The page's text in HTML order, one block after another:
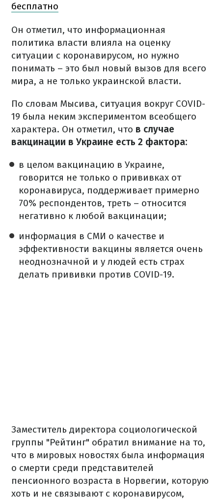
бесплатно
Он отметил, что информационная
политика власти влияла на оценку
ситуации с коронавирусом, но нужно
понимать – это был новый вызов для всего
мира, а не только украинской власти.
По словам Мысива, ситуация вокруг COVID-
19 была неким экспериментом всеобщего
характера. Он отметил, что в случае
вакцинации в Украине есть 2 фактора:
в целом вакцинацию в Украине,
говорится не только о прививках от
коронавируса, поддерживает примерно
70% респондентов, треть – относится
негативно к любой вакцинации;
информация в СМИ о качестве и
эффективности вакцины является очень
неоднозначной и у людей есть страх
делать прививки против COVID-19.
Заместитель директора социологической
группы "Рейтинг" обратил внимание на то,
что в мировых новостях была информация
о смерти среди представителей
пенсионного возраста в Норвегии, которую
хоть и не связывают с коронавирусом,